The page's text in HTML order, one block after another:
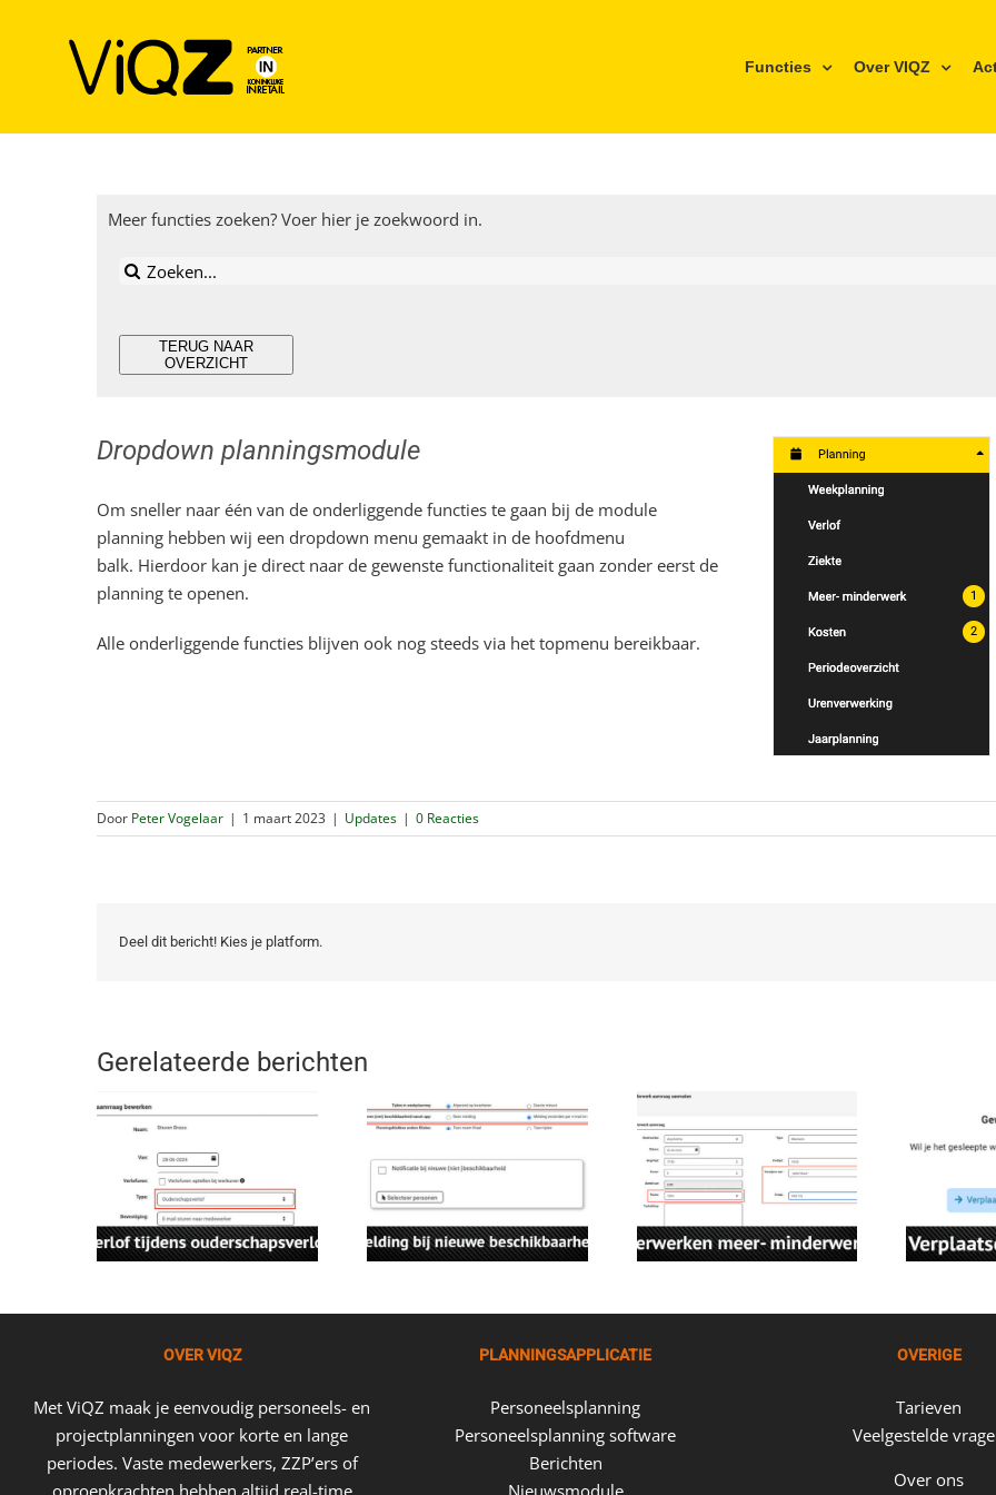
Functies Over VIQZ
Meer functies zoeken? Voer hier je zoekwoord in.
Zoeken
TERUG NAAR
OVERZICHT
Dropdown planningsmodule
Om sneller naar één van de onderliggende functies te gaan bij de module
planning hebben wij een dropdown menu gemaakt in de hoofdmenu
balk. Hierdoor kan je direct naar de gewenste functionaliteit gaan zonder eerst de
planning te openen.
Alle onderliggende functies blijven ook nog steeds via het topmenu bereikbaar.
Door Peter Vogelaar | 1 maart 2023 | Updates | 0 Reacties
Deel dit bericht! Kies je platform.
Gerelateerde berichten
OVER VIQZ
Met ViQZ maak je eenvoudig personeels- en
projectplanningen voor korte en lange
periodes. Vaste medewerkers, ZZP’ers of
PLANNINGSAPPLICATIE
Personeelsplanning
Personeelsplanning software
Berichten
OVERIGE
Tarieven
Veelgestelde
Over ons